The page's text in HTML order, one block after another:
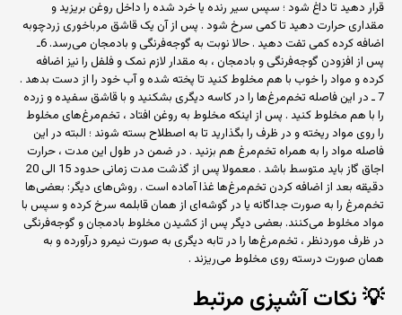
قرار دهید تا داغ شود ؛ سپس سیر رنده یا خرد شده را داخل روغن بریزید و
مقداری حرارت دهید تا کمی سرخ شود . پس از آن یک قاشق مرباخوری زردچوبه
اضافه کرده کمی تفت دهید . حالا نوبت به گوجه‌فرنگی و بادمجان می‌رسد. 6ـ
پس از افزودن گوجه‌فرنگی و بادمجان‌ ، به مقدار لازم نمک و فلفل را نیز اضافه
کرده و مواد را خوب با هم مخلوط کنید تا پخته شده و آب خود را از دست بدهد .
7 ـ در این فاصله تخم‌مرغ‌ها را در کاسه دیگری بشکنید و با قاشق سفیده و زرده
را با هم مخلوط کنید . پس از اینکه مخلوط به روغن افتاد ، تخم‌مرغ‌های مخلوط
را روی مواد ریخته و در ظرف را بگذارید تا به اصطلاح بسته شوند ؛ البته در این
فاصله مواد را به همراه تخم‌مرغ هم بزنید . در ضمن در طول این مدت ، حرارت
اجاق گاز باید متوسط باشد . معمولا پس از گذشت مدت زمانی حدود 15 الی 20
دقیقه بعد از اضافه کردن تخم‌مرغ‌ها غذا آماده است . روش‌های دیگر: بعضی‌ها
تخم‌‌مرغ را به صورت جداگانه یا در گوشه‌ای از همان قابلمه سرخ کرده و سپس با
مواد مخلوط می‌کنند. بعضی دیگر پس از کشیدن مخلوط بادمجان و گوجه‌فرنگی
در ظرف موردنظر ، تخم‌مرغ‌ها را در تابه دیگری به صورت نیمرو درآورده و به
همان صورت درسته روی مخلوط می‌ریزند .
💡نکات آشپزی مرتبط